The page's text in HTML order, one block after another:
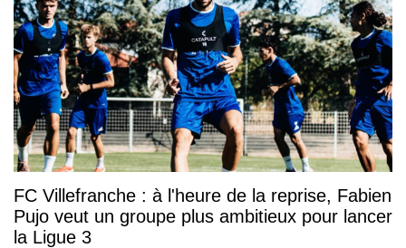
FC Villefranche : à l'heure de la reprise, Fabien
Pujo veut un groupe plus ambitieux pour lancer
la Ligue 3